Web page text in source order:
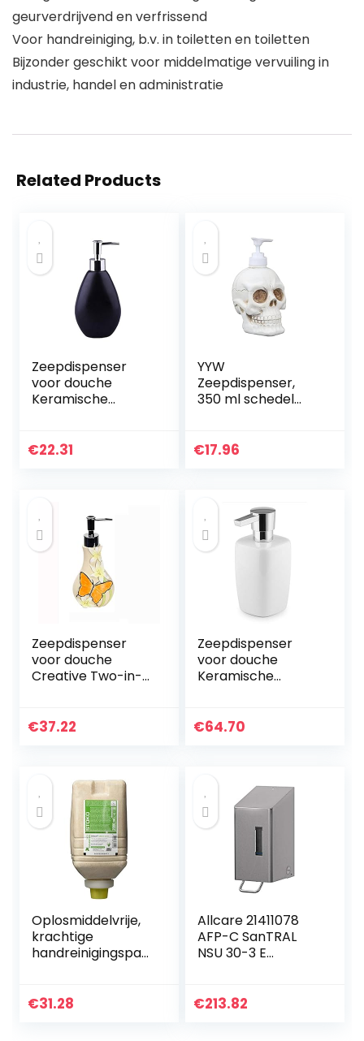
geurverdrijvend en verfrissend
Voor handreiniging, b.v. in toiletten en toiletten
Bijzonder geschikt voor middelmatige vervuiling in
industrie, handel en administratie
Related Products
Zeepdispenser
voor douche
Keramische
Manual Home
€22.31
YYW
Zeepdispenser,
350 ml schedel
met pomp,
vintage…
€17.96
Zeepdispenser
voor douche
Creative Two-in-
Badkamer
€37.22
Zeepdispenser
voor douche
Keramische
Soap Shower Gel
€64.70
Oplosmiddelvrije,
krachtige
handreinigingspast
met natuurlijk
€31.28
Allcare 21411078
AFP-C SanTRAL
NSU 30-3 E
dispenser, 3000 ml
€213.82